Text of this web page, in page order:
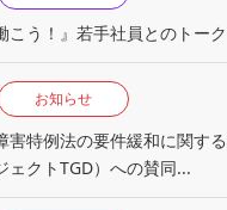
こう！』若手社員とのトー
お知らせ
害特例法の要件緩和に関す
ェクトTGD）への賛同...